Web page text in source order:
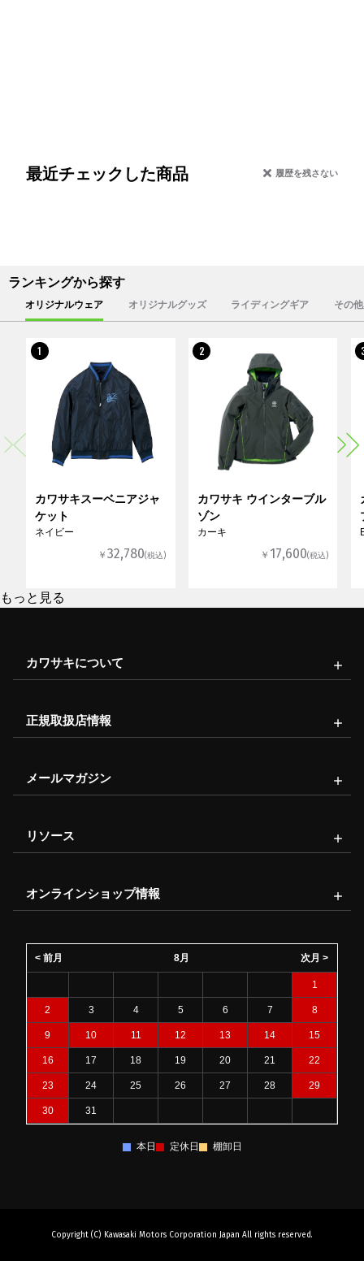
最近チェックした商品 履歴を残さない
ランキングから探す
オリジナルウェア オリジナルグッズ ライディングギア その
1
カワサキスーベニアジャ
ケット
ネイビー
￥32,780(税込)
2
カワサキ ウインターブル
ゾン
カーキ
￥ 17,600(税込)
もっと見る
カワサキについて
正規取扱店情報
メールマガジン
リソース
オンラインショップ情報
8月
< 前月 次月 >
1
2 3 4 5 6 7 8
9 10 11 12 13 14 15
16 17 18 19 20 21 22
23 24 25 26 27 28 29
30 31
本日 定休日 棚卸日
Copyright (C) Kawasaki Motors Corporation Japan All rights reserved.